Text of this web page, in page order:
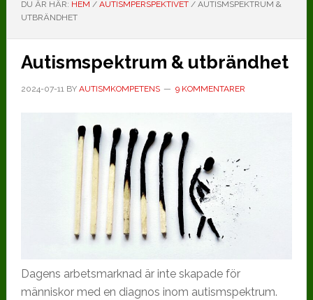
DU ÄR HÄR: HEM / AUTISMPERSPEKTIVET /AUTISMSPEKTRUM &
UTBRÄNDHET
Autismspektrum & utbrändhet
2024-07-11BY AUTISMKOMPETENS 9 KOMMENTARER
Dagens arbetsmarknad är inte skapade för
människor med en diagnos inom autismspektrum.